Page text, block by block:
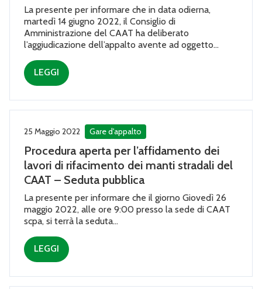
La presente per informare che in data odierna,
martedì 14 giugno 2022, il Consiglio di
Amministrazione del CAAT ha deliberato
l’aggiudicazione dell’appalto avente ad oggetto...
LEGGI
25 Maggio 2022 Gare d'appalto
Procedura aperta per l’affidamento dei
lavori di rifacimento dei manti stradali del
CAAT – Seduta pubblica
La presente per informare che il giorno Giovedì 26
maggio 2022, alle ore 9:00 presso la sede di CAAT
scpa, si terrà la seduta...
LEGGI